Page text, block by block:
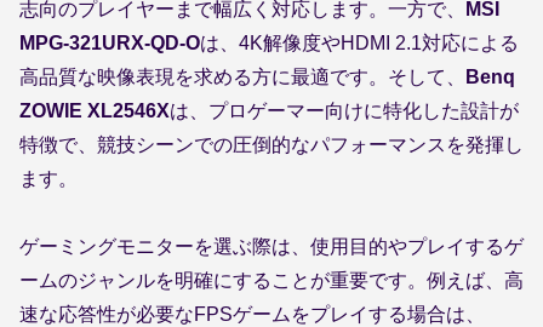
志向のプレイヤーまで幅広く対応します。一方で、
MSI
MPG-321URX-QD-Oは、4K解像度やHDMI 2.1対応による
高品質な映像表現を求める方に最適です。そして、
Benq
ZOWIE XL2546Xは、プロゲーマー向けに特化した設計が
特徴で、競技シーンでの圧倒的なパフォーマンスを発揮し
ます。
ゲーミングモニターを選ぶ際は、使用目的やプレイするゲ
ームのジャンルを明確にすることが重要です。例えば、高
速な応答性が必要なFPSゲームをプレイする場合は、